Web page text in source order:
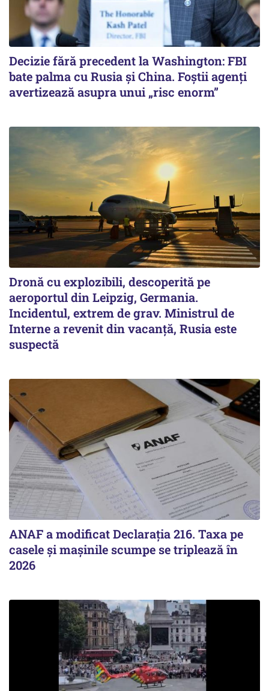
Decizie fără precedent la Washington: FBI
bate palma cu Rusia și China. Foștii agenți
avertizează asupra unui „risc enorm”
Dronă cu explozibili, descoperită pe
aeroportul din Leipzig, Germania.
Incidentul, extrem de grav. Ministrul de
Interne a revenit din vacanță, Rusia este
suspectă
ANAF a modificat Declarația 216. Taxa pe
casele și mașinile scumpe se triplează în
2026